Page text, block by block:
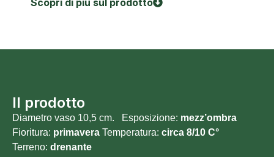
Il prodotto
Diametro vaso 10,5 cm. Esposizione: mezz’ombra
Fioritura: primavera Temperatura: circa 8/10 C°
Terreno: drenante